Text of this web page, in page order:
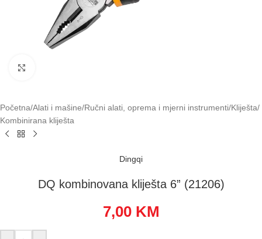
Početna/Alati i mašine/Ručni alati, oprema i mjerni instrumenti/Kliješta/
Kombinirana kliješta
Dingqi
DQ kombinovana kliješta 6” (21206)
7,00 KM